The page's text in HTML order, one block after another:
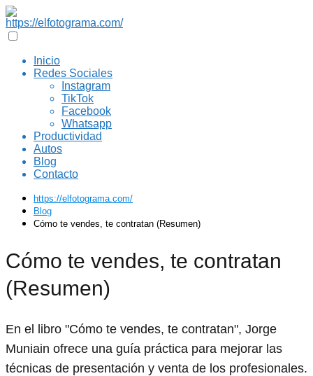
Inicio
Redes Sociales
Instagram
TikTok
Facebook
Whatsapp
Productividad
Autos
Blog
Contacto
https://elfotograma.com/
Blog
Cómo te vendes, te contratan (Resumen)
Cómo te vendes, te contratan
(Resumen)
En el libro "Cómo te vendes, te contratan", Jorge
Muniain ofrece una guía práctica para mejorar las
técnicas de presentación y venta de los profesionales.